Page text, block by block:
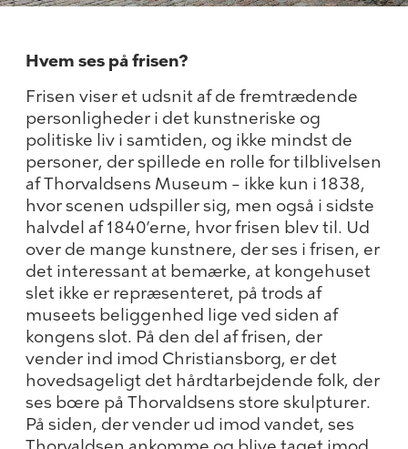
Hvem ses på frisen?
Frisen viser et udsnit af de fremtrædende
personligheder i det kunstneriske og
politiske liv i samtiden, og ikke mindst de
personer, der spillede en rolle for tilblivelsen
af Thorvaldsens Museum – ikke kun i 1838,
hvor scenen udspiller sig, men også i sidste
halvdel af 1840’erne, hvor frisen blev til. Ud
over de mange kunstnere, der ses i frisen, er
det interessant at bemærke, at kongehuset
slet ikke er repræsenteret, på trods af
museets beliggenhed lige ved siden af
kongens slot. På den del af frisen, der
vender ind imod Christiansborg, er det
hovedsageligt det hårdtarbejdende folk, der
ses bœre på Thorvaldsens store skulpturer.
På siden, der vender ud imod vandet, ses